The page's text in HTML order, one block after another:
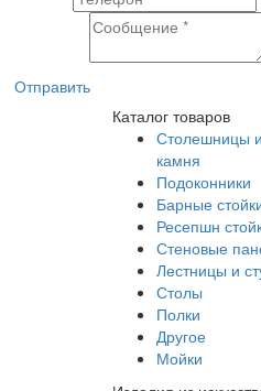
Отправить
Каталог товаров
Столешницы
камня
Подоконники
Барные
Ресепшн
Стеновые
Лестницы и
Столы
Полки
Другое
Мойки